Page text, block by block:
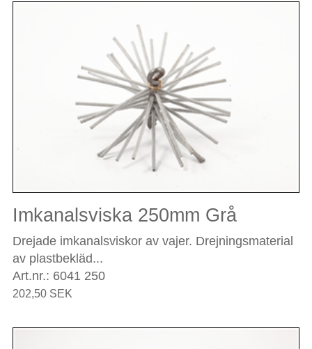
Imkanalsviska 250mm Grå
Drejade imkanalsviskor av vajer. Drejningsmaterial
av plastbekläd...
Art.nr.: 6041 250
202,50 SEK